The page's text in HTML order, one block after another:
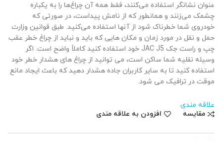
عنوان نشانگر استفاده می‌کنند، فقط همه آن چراغ‌ها را به یکباره
چشمک می‌زنند و همانطور که از نامش پیداست، در صورتی که
خودروی شما خطرناک شود از آنها استفاده می‌کنید. طبق قوانین وزارت
حمل و نقل در مورد زمان و مکان هایی که باید و نباید از چراغ خطر عقب
چپ و راست جک JAC J5 خود استفاده کنید کاملاً واضح است. اگر
وسیله نقلیه شما ساکن است، می توانید از چراغ های هشدار خطر خود
استفاده کنید تا به سایر کاربران جاده هشدار دهید که باعث ایجاد مانع
موقت در ترافیک می شود.
علاقه مندی
مقایسه
افزودن به علاقه مندی